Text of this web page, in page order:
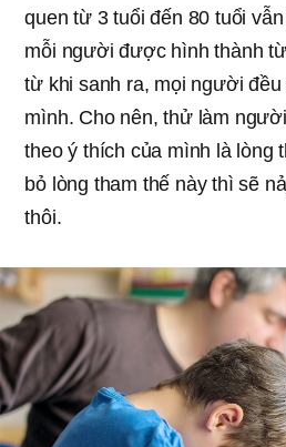
quen từ 3 tuổi đến 80 tuổi
mỗi người được hình thành
từ khi sanh ra, mọi người
mình. Cho nên, thử làm
theo ý thích của mình là lòng
bỏ lòng tham thế này thì sẽ
thôi.